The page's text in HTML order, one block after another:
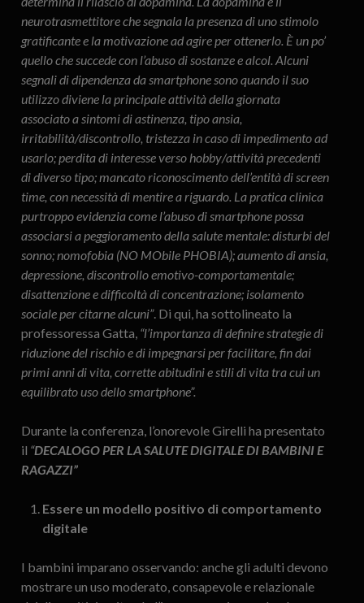
neurotrasmettitore che segnala la presenza di uno stimolo
gratificante e la motivazione ad agire per ottenerlo. È un po’
quello che succede con l’abuso di sostanze e alcol. Alcuni
segnali di dipendenza da smartphone sono quando il suo
utilizzo diviene la principale attività della giornata
associato a sintomi di astinenza, tipo ansia,
irritabilità/discontrollo, tristezza in caso di impedimento ad
usarlo; perdita di interesse verso hobby/attività precedenti
di diverso tipo; mancato riconoscimento dell’entità di screen
time, con necessità di mentire a riguardo. La pratica clinica
purtroppo evidenzia come l’abuso di smartphone possa
associarsi a peggioramento della salute mentale: disturbi del
sonno; nomofobia (NO MObile PHOBIA); aumento di ansia,
depressione, discontrollo emotivo-comportamentale;
disattenzione e difficoltà di concentrazione; isolamento
sociale per citarne alcuni”. Di qui, ha sottolineato la
professoressa Gatta, “l’importanza di definire strategie di
riduzione del rischio e di impegnarsi per facilitare, fin dai
primi anni di vita, corrette abitudini e stili di vita tra cui un
equilibrato uso dello smartphone”.
Durante la conferenza, l’onorevole Girelli ha presentato
il “DECALOGO PER LA SALUTE DIGITALE DI BAMBINI E
RAGAZZI”
Essere un modello positivo di comportamento
digitale
I bambini imparano osservando: anche gli adulti devono
mostrare un uso moderato, consapevole e relazionale